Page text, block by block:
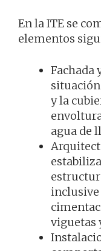
En la ITE se
elementos
Fachada
y la
agua de
inclusive
viguetas